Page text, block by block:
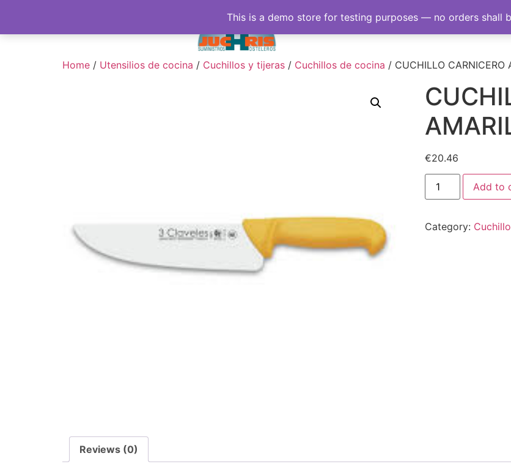
Home / Utensilios de cocina / Cuchillos y tijeras / Cuchillos de cocina / CUCHILLO
€20.46
Add to
Category:
Reviews (0)
This is a demo store for testing purposes — no orders shall